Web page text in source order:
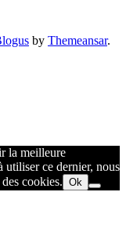
by Themeansar.
la meilleure
utiliser ce dernier, nous
cookies. Ok